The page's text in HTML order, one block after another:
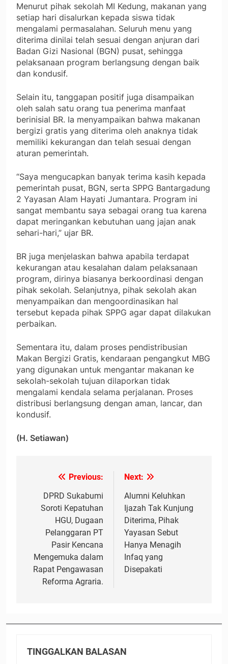
Menurut pihak sekolah MI Kedung, makanan yang
setiap hari disalurkan kepada siswa tidak
mengalami permasalahan. Seluruh menu yang
diterima dinilai telah sesuai dengan anjuran dari
Badan Gizi Nasional (BGN) pusat, sehingga
pelaksanaan program berlangsung dengan baik
dan kondusif.
Selain itu, tanggapan positif juga disampaikan
oleh salah satu orang tua penerima manfaat
berinisial BR. Ia menyampaikan bahwa makanan
bergizi gratis yang diterima oleh anaknya tidak
memiliki kekurangan dan telah sesuai dengan
aturan pemerintah.
“Saya mengucapkan banyak terima kasih kepada
pemerintah pusat, BGN, serta SPPG Bantargadung
2 Yayasan Alam Hayati Jumantara. Program ini
sangat membantu saya sebagai orang tua karena
dapat meringankan kebutuhan uang jajan anak
sehari-hari,” ujar BR.
BR juga menjelaskan bahwa apabila terdapat
kekurangan atau kesalahan dalam pelaksanaan
program, dirinya biasanya berkoordinasi dengan
pihak sekolah. Selanjutnya, pihak sekolah akan
menyampaikan dan mengoordinasikan hal
tersebut kepada pihak SPPG agar dapat dilakukan
perbaikan.
Sementara itu, dalam proses pendistribusian
Makan Bergizi Gratis, kendaraan pengangkut MBG
yang digunakan untuk mengantar makanan ke
sekolah-sekolah tujuan dilaporkan tidak
mengalami kendala selama perjalanan. Proses
distribusi berlangsung dengan aman, lancar, dan
kondusif.
(H. Setiawan)
Navigasi
pos
Previous:
DPRD Sukabumi
Soroti Kepatuhan
HGU, Dugaan
Pelanggaran PT
Pasir Kencana
Mengemuka dalam
Rapat Pengawasan
Reforma Agraria.
Next:
Alumni Keluhkan
Ijazah Tak Kunjung
Diterima, Pihak
Yayasan Sebut
Hanya Menagih
Infaq yang
Disepakati
TINGGALKAN BALASAN